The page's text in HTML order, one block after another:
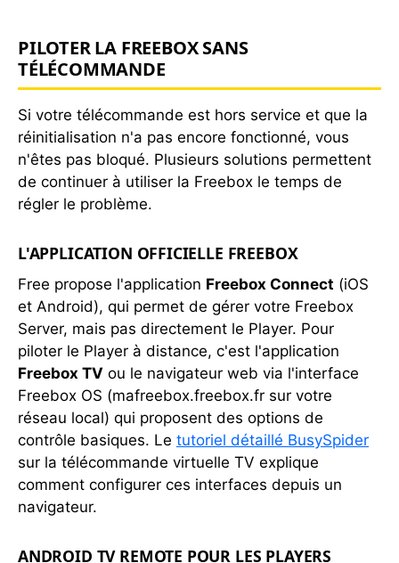
PILOTER LA FREEBOX SANS
TÉLÉCOMMANDE
Si votre télécommande est hors service et que la
réinitialisation n'a pas encore fonctionné, vous
n'êtes pas bloqué. Plusieurs solutions permettent
de continuer à utiliser la Freebox le temps de
régler le problème.
L'APPLICATION OFFICIELLE FREEBOX
Free propose l'application Freebox Connect (iOS
et Android), qui permet de gérer votre Freebox
Server, mais pas directement le Player. Pour
piloter le Player à distance, c'est l'application
Freebox TV ou le navigateur web via l'interface
Freebox OS (mafreebox.freebox.fr sur votre
réseau local) qui proposent des options de
contrôle basiques. Le tutoriel détaillé BusySpider
sur la télécommande virtuelle TV explique
comment configurer ces interfaces depuis un
navigateur.
ANDROID TV REMOTE POUR LES PLAYERS